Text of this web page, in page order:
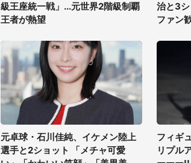
級王座統一戦」...元世界2階級制覇
王者が熱望
治と3
ファン
元卓球・石川佳純、イケメン陸上
選手と2ショット 「メチャ可愛
フィギ
リプル